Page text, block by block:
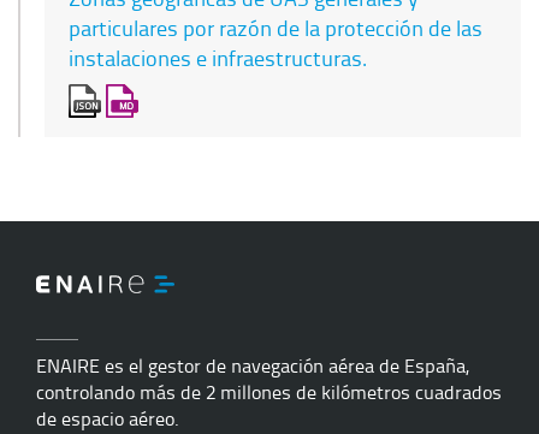
particulares por razón de la protección de las
instalaciones e infraestructuras.
ENAIRE es el gestor de navegación aérea de España,
controlando más de 2 millones de kilómetros cuadrados
de espacio aéreo.